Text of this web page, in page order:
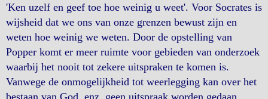
'Ken uzelf en geef toe hoe weinig u weet'. Voor Socrates is
wijsheid dat we ons van onze grenzen bewust zijn en
weten hoe weinig we weten. Door de opstelling van
Popper komt er meer ruimte voor gebieden van onderzoek
waarbij het nooit tot zekere uitspraken te komen is.
Vanwege de onmogelijkheid tot weerlegging kan over het
bestaan van God, enz. geen uitspraak worden gedaan.